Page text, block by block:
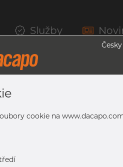
Služby
2, Nežíhaná,
Česky
cookie na